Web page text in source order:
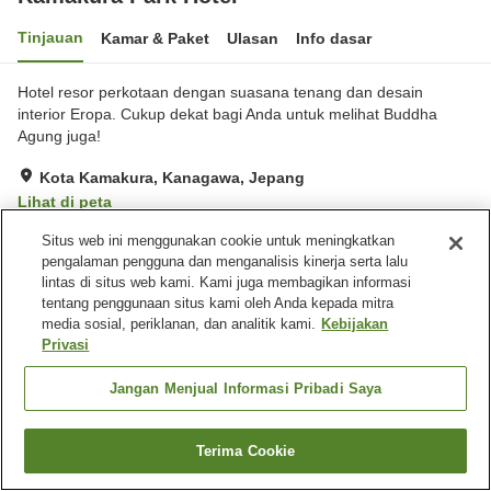
Tinjauan Kamar & Paket Ulasan Info dasar
Hotel resor perkotaan dengan suasana tenang dan desain
interior Eropa. Cukup dekat bagi Anda untuk melihat Buddha
Agung juga!
Kota Kamakura, Kanagawa, Jepang
Lihat di peta
Hebat Ulasan:657
Fasilitas properti
Tempat parkir
Spa / Salon kecantikan
Restoran
Beranda Jepang Kanagawa
Kota Kamakura
Kamakura Park Hotel
Cari kamar
Situs web ini menggunakan cookie untuk meningkatkan
pengalaman pengguna dan menganalisis kinerja serta lalu
lintas di situs web kami. Kami juga membagikan informasi
tentang penggunaan situs kami oleh Anda kepada mitra
media sosial, periklanan, dan analitik kami. Kebijakan
Privasi
Jangan Menjual Informasi Pribadi Saya
Terima Cookie